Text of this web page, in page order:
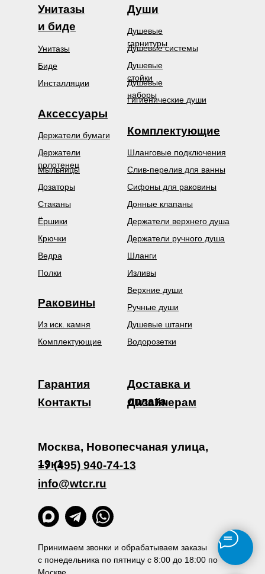
Души
Душевые
гарнитуры
Душевые системы
Гигиенические души
Аксессуары
Держатели бумаги
Держатели
полотенец
Мыльницы
Раковины
Из иск. камня
Комплектующие
Комплектующие
Шланговые подключения
Слив-перелив для ванны
Сифоны для раковины
Донные клапаны
Дизайнерам
Доставка и
оплата
Гарантия
Контакты
Душевые
стойки
Душевые
наборы
Дозаторы
Держатели верхнего душа
Инсталляции
Биде
Унитазы
Унитазы
и биде
Стаканы
Ёршики
Крючки
Ведра
Полки
Держатели ручного душа
Шланги
Изливы
Верхние души
Ручные души
Москва, Новопесчаная улица,
19к1
info@wtcr.ru
+7 (495) 940-74-13
Душевые штанги
Водорозетки
Принимаем звонки и обрабатываем заказы
с понедельника по пятницу с 8:00 до 18:00 по
Москве.